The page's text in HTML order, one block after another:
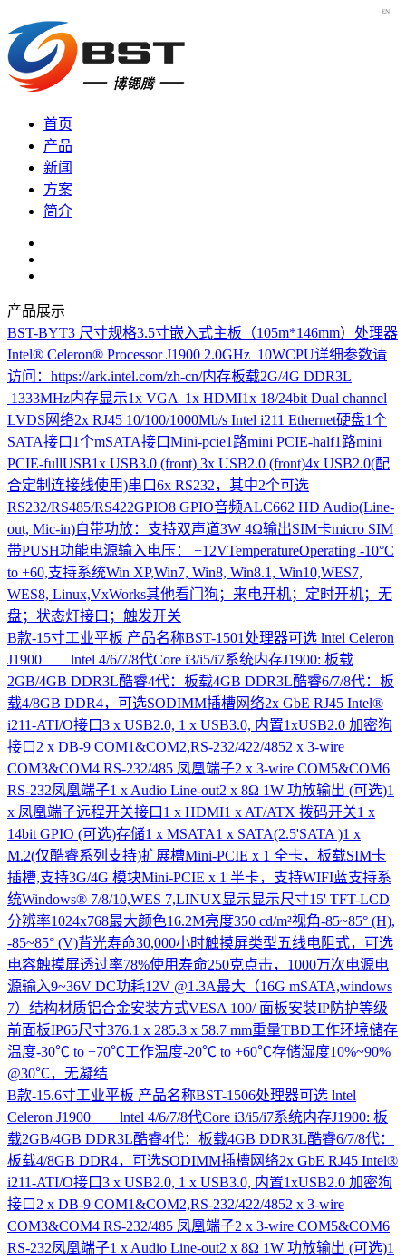
EN
首页
产品
新闻
方案
简介
产品展示
BST-BYT3 尺寸规格3.5寸嵌入式主板（105m*146mm）处理器
Intel® Celeron® Processor J1900 2.0GHz 10WCPU详细参数请
访问：https://ark.intel.com/zh-cn/内存板载2G/4G DDR3L
1333MHz内存显示1x VGA 1x HDMI1x 18/24bit Dual channel
LVDS网络2x RJ45 10/100/1000Mb/s Intel i211 Ethernet硬盘1个
SATA接口1个mSATA接口Mini-pcie1路mini PCIE-half1路mini
PCIE-fullUSB1x USB3.0 (front) 3x USB2.0 (front)4x USB2.0(配
合定制连接线使用)串口6x RS232，其中2个可选
RS232/RS485/RS422GPIO8 GPIO音频ALC662 HD Audio(Line-
out, Mic-in)自带功放：支持双声道3W 4Ω输出SIM卡micro SIM
带PUSH功能电源输入电压： +12VTemperatureOperating -10°C
to +60,支持系统Win XP,Win7, Win8, Win8.1, Win10,WES7,
WES8, Linux,VxWorks其他看门狗；来电开机；定时开机；无
盘；状态灯接口；触发开关
B款-15寸工业平板 产品名称BST-1501处理器可选 lntel Celeron
J1900 lntel 4/6/7/8代Core i3/i5/i7系统内存J1900: 板载
2GB/4GB DDR3L酷睿4代：板载4GB DDR3L酷睿6/7/8代：板
载4/8GB DDR4，可选SODIMM插槽网络2x GbE RJ45 Intel®
i211-ATI/O接口3 x USB2.0, 1 x USB3.0, 内置1xUSB2.0 加密狗
接口2 x DB-9 COM1&COM2,RS-232/422/4852 x 3-wire
COM3&COM4 RS-232/485 凤凰端子2 x 3-wire COM5&COM6
RS-232凤凰端子1 x Audio Line-out2 x 8Ω 1W 功放输出 (可选)1
x 凤凰端子远程开关接口1 x HDMI1 x AT/ATX 拨码开关1 x
14bit GPIO (可选)存储1 x MSATA1 x SATA(2.5'SATA )1 x
M.2(仅酷睿系列支持)扩展槽Mini-PCIE x 1 全卡，板载SIM卡
插槽,支持3G/4G 模块Mini-PCIE x 1 半卡，支持WIFI蓝支持系
统Windows® 7/8/10,WES 7,LINUX显示显示尺寸15' TFT-LCD
分辨率1024x768最大颜色16.2M亮度350 cd/m²视角-85~85° (H),
-85~85° (V)背光寿命30,000小时触摸屏类型五线电阻式，可选
电容触摸屏透过率78%使用寿命250克点击，1000万次电源电
源输入9~36V DC功耗12V @1.3A最大（16G mSATA,windows
7）结构材质铝合金安装方式VESA 100/ 面板安装IP防护等级
前面板IP65尺寸376.1 x 285.3 x 58.7 mm重量TBD工作环境储存
温度-30℃ to +70℃工作温度-20℃ to +60℃存储湿度10%~90%
@30℃，无凝结
B款-15.6寸工业平板 产品名称BST-1506处理器可选 lntel
Celeron J1900 lntel 4/6/7/8代Core i3/i5/i7系统内存J1900: 板
载2GB/4GB DDR3L酷睿4代：板载4GB DDR3L酷睿6/7/8代：
板载4/8GB DDR4，可选SODIMM插槽网络2x GbE RJ45 Intel®
i211-ATI/O接口3 x USB2.0, 1 x USB3.0, 内置1xUSB2.0 加密狗
接口2 x DB-9 COM1&COM2,RS-232/422/4852 x 3-wire
COM3&COM4 RS-232/485 凤凰端子2 x 3-wire COM5&COM6
RS-232凤凰端子1 x Audio Line-out2 x 8Ω 1W 功放输出 (可选)1